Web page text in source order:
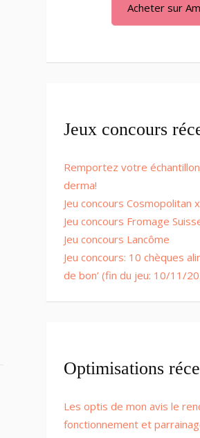
Acheter sur
Jeux concours
Remportez votre
derma!
Jeu concours Cosmopolitan
Jeu concours Fromage
Jeu concours Lancôme
Jeu concours: 10 chèques
de bon’ (fin du jeu: 10/11/
Optimisations
Les optis de mon avis le
fonctionnement et